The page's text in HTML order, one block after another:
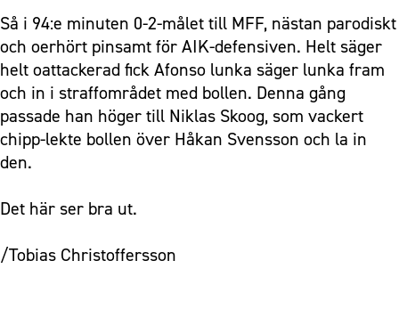
Så i 94:e minuten 0-2-målet till MFF, nästan parodiskt
och oerhört pinsamt för AIK-defensiven. Helt säger
helt oattackerad fick Afonso lunka säger lunka fram
och in i straffområdet med bollen. Denna gång
passade han höger till Niklas Skoog, som vackert
chipp-lekte bollen över Håkan Svensson och la in
den.
Det här ser bra ut.
/Tobias Christoffersson